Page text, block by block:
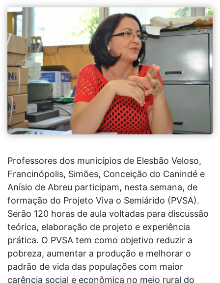
Professores dos municípios de Elesbão Veloso,
Francinópolis, Simões, Conceição do Canindé e
Anísio de Abreu participam, nesta semana, de
formação do Projeto Viva o Semiárido (PVSA).
Serão 120 horas de aula voltadas para discussão
teórica, elaboração de projeto e experiência
prática. O PVSA tem como objetivo reduzir a
pobreza, aumentar a produção e melhorar o
padrão de vida das populações com maior
carência social e econômica no meio rural do